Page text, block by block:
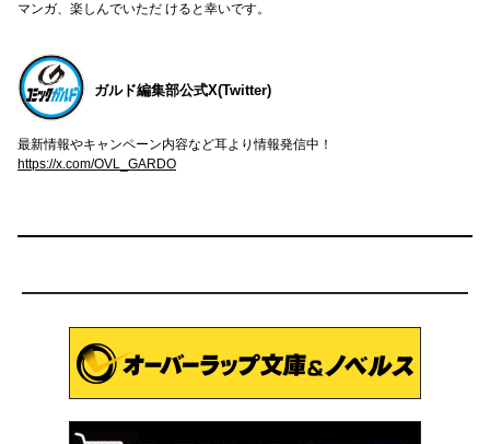
マンガ、楽しんでいただ けると幸いです。
ガルド編集部公式X(Twitter)
最新情報やキャンペーン内容など耳より情報発信中！
https://x.com/OVL_GARDO